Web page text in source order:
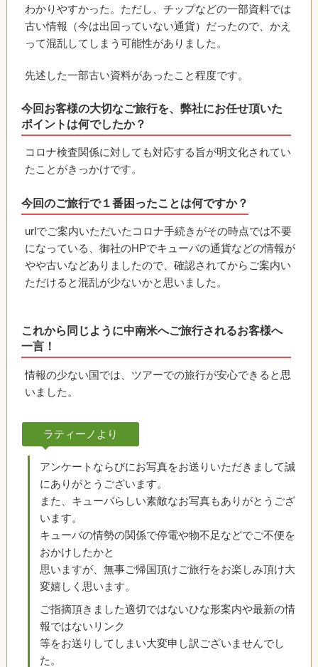
わかりやすかった。ただし、チップなどの一部資料では
古い情報（今は出回っていない通貨）だったので、かえ
って混乱してしまう可能性がありました。
先述した一部古い資料があったこと程度です。
今回お客様の大切なご旅行を、弊社にお任せ頂いた
ポイントは何でしたか？
コロナ検査関係に対しても対応する旨が明文化されてい
たことがきっかけです。
今回のご旅行で１番困ったことは何ですか？
urlでご案内いただいたコロナ手続きがその時点では不要
になっている、御社のHPでキューバの通貨などの情報が
やや古いなどありましたので、確認されてからご案内い
ただけると混乱が少ないかと思いました。
これから同じように中南米へご旅行されるお客様へ
一言！
情報の少ない国では、ツアーでの旅行が安心できると思
いました。
ラティーノより
アンケートならびにお写真をお送りいただきまして誠
にありがとうございます。
また、キューバらしい素敵なお写真もありがとうござ
います。
キューバの情勢の関係で停電や物不足などでご不便を
おかけしたかと
思いますが、無事ご帰国頂けご旅行をお楽しみ頂け大
変嬉しく思います。
ご指摘頂きました適切ではないひな形案内や最新の情
報ではないリンク
等をお送りしてしまい大変申し訳ございませんでし
た。